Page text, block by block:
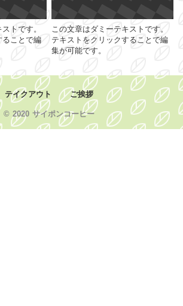
トです。
ることで編
この文章はダミーテキストです。
テキストをクリックすることで編
集が可能です。
テイクアウト ご挨拶
© 2020 サイポンコーヒー